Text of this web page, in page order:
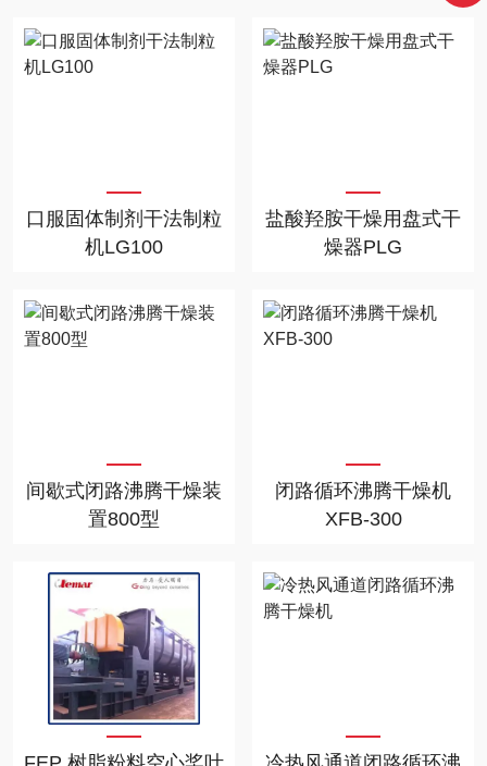
口服固体制剂干法制粒
机LG100
盐酸羟胺干燥用盘式干
燥器PLG
间歇式闭路沸腾干燥装
置800型
闭路循环沸腾干燥机
XFB-300